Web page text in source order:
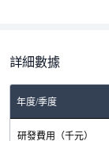
詳細數據
年度/季度
研發費用（千元）